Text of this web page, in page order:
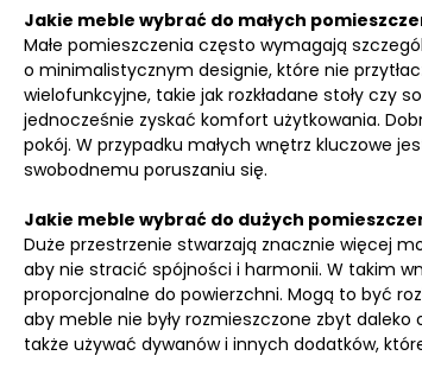
Jakie meble wybrać do małych
Małe pomieszczenia często wymagają
o minimalistycznym designie, które nie
wielofunkcyjne, takie jak rozkładane stoły czy
jednocześnie zyskać komfort użytkowania.
pokój. W przypadku małych wnętrz kluczowe
swobodnemu poruszaniu się.
Jakie meble wybrać do dużych
Duże przestrzenie stwarzają znacznie więcej
aby nie stracić spójności i harmonii. W takim
proporcjonalne do powierzchni. Mogą to być
aby meble nie były rozmieszczone zbyt
także używać dywanów i innych dodatków,